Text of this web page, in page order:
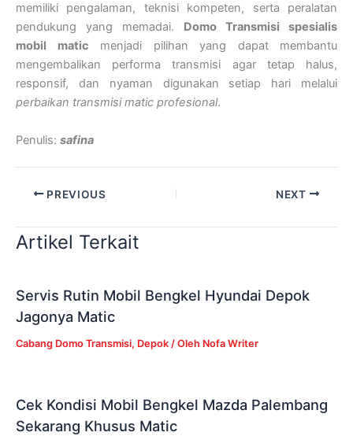
memiliki pengalaman, teknisi kompeten, serta peralatan
pendukung yang memadai. Domo Transmisi spesialis
mobil matic menjadi pilihan yang dapat membantu
mengembalikan performa transmisi agar tetap halus,
responsif, dan nyaman digunakan setiap hari melalui
perbaikan transmisi matic profesional.
Penulis: safina
PREVIOUS NEXT
Artikel Terkait
Servis Rutin Mobil Bengkel Hyundai Depok
Jagonya Matic
Cabang Domo Transmisi, Depok / Oleh Nofa Writer
Cek Kondisi Mobil Bengkel Mazda Palembang
Sekarang Khusus Matic